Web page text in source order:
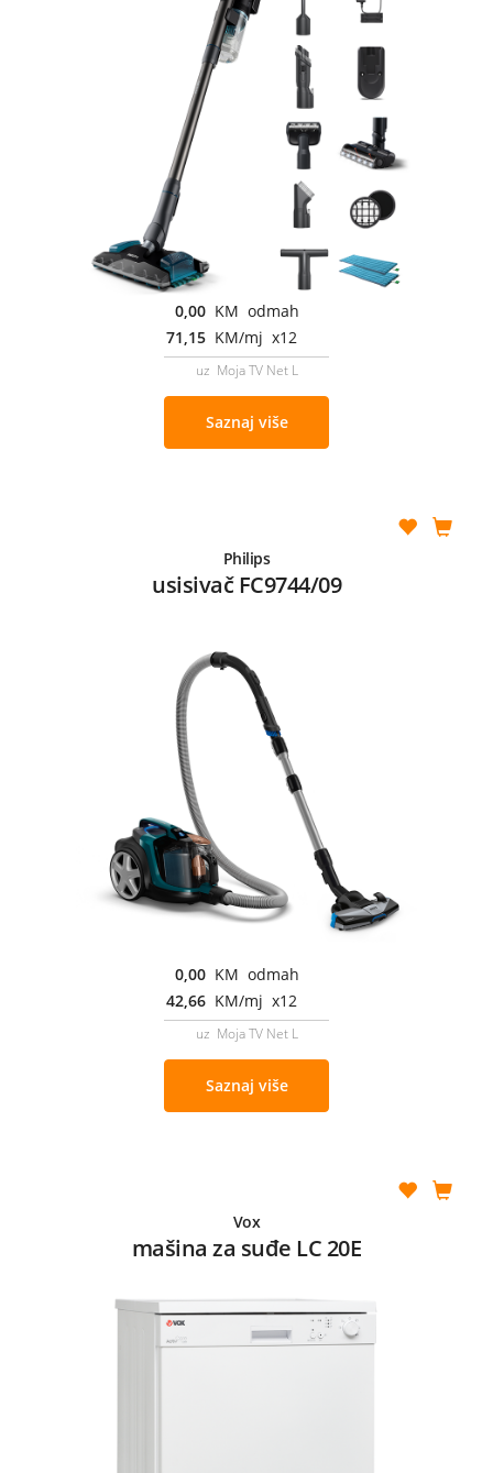
0,00 KM odmah
71,15 KM/mj x12
uz Moja TV Net L
Saznaj više
Philips
usisivač FC9744/09
0,00 KM odmah
42,66 KM/mj x12
uz Moja TV Net L
Saznaj više
Vox
mašina za suđe LC 20E